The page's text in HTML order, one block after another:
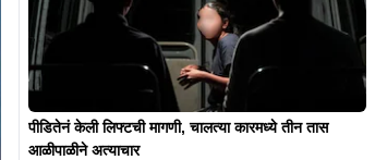
पीडितेनं केली लिफ्टची मागणी, चालत्या कारमध्ये तीन तास
आळीपाळीने अत्याचार